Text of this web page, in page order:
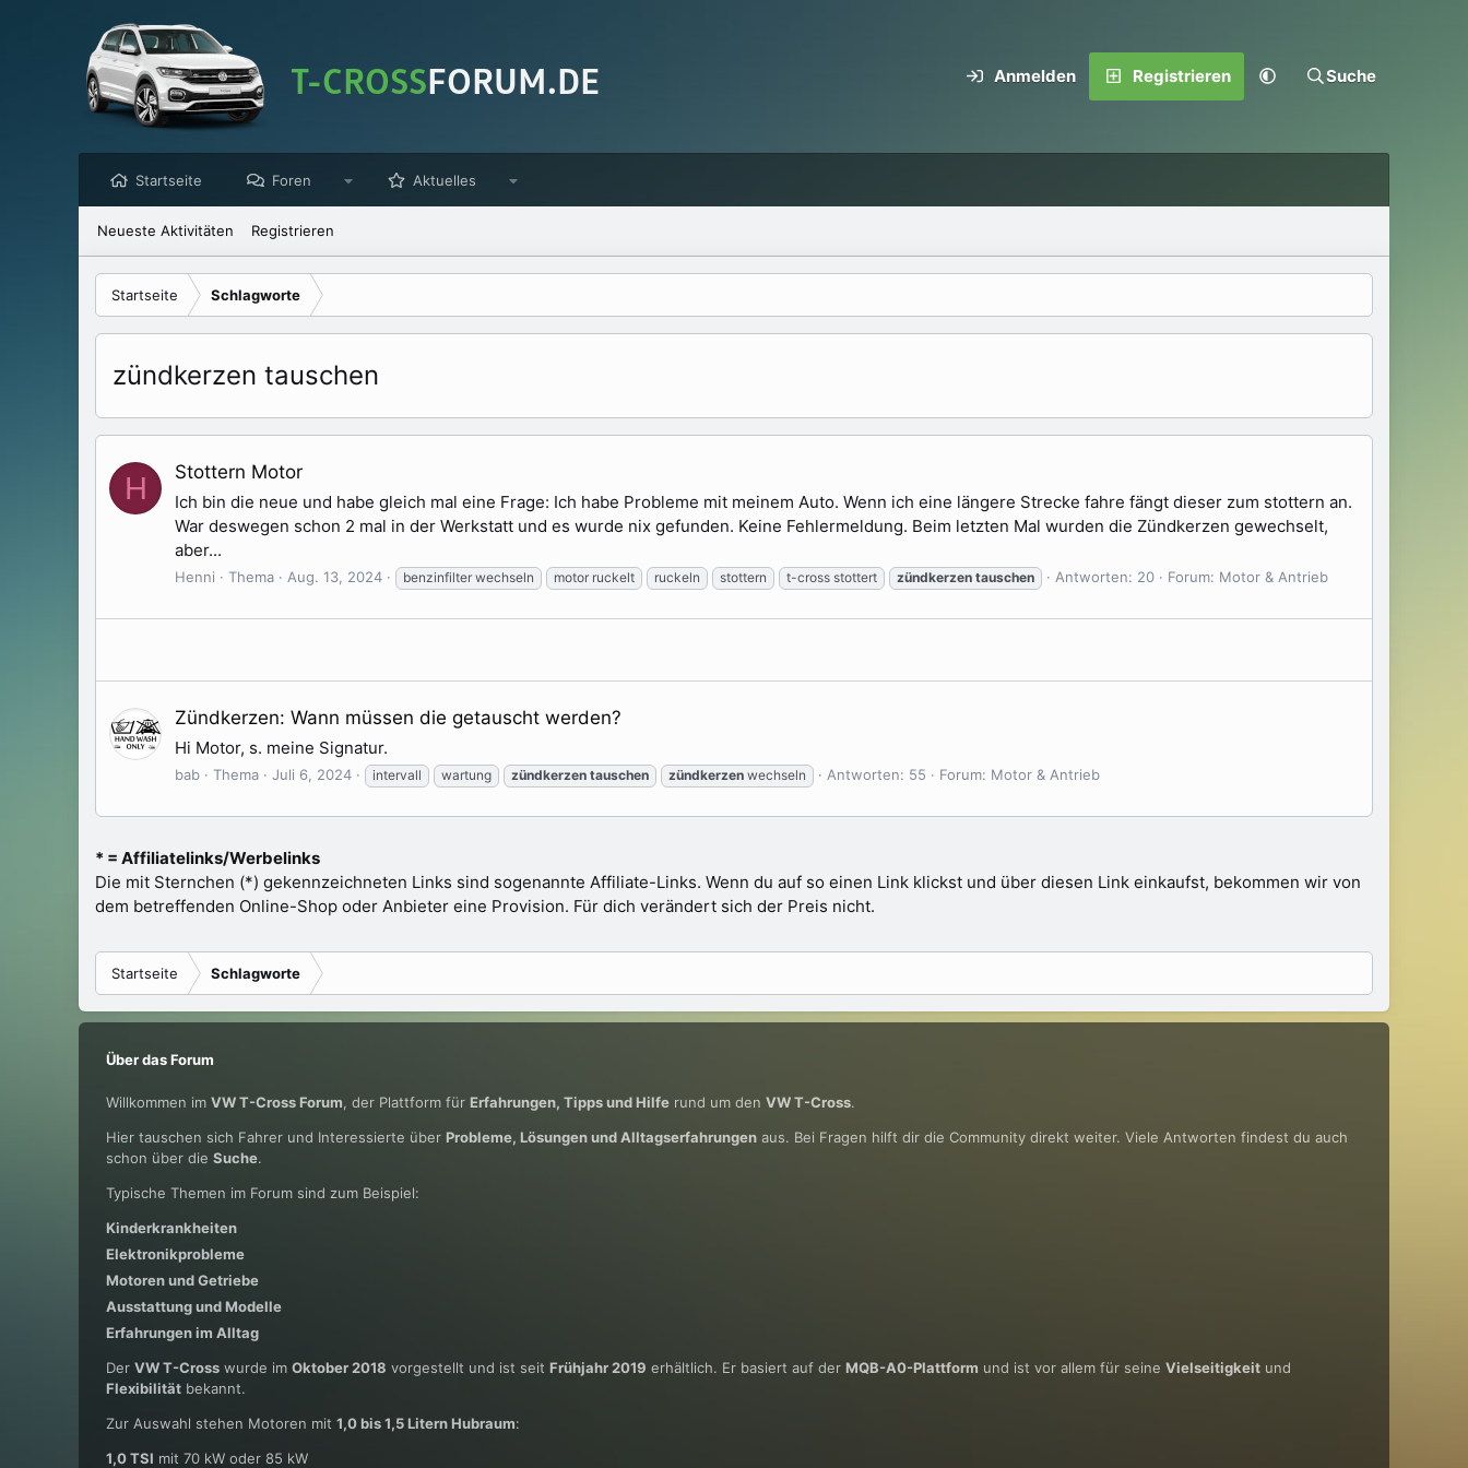
Anmelden Registrieren Suche
Startseite Foren Aktuelles
Neueste Aktivitäten Registrieren
Startseite Schlagworte
zündkerzen tauschen
H Stottern Motor
Ich bin die neue und habe gleich mal eine Frage: Ich habe Probleme mit meinem Auto. Wenn ich eine längere Strecke fahre fängt dieser zum stottern an.
War deswegen schon 2 mal in der Werkstatt und es wurde nix gefunden. Keine Fehlermeldung. Beim letzten Mal wurden die Zündkerzen gewechselt,
aber...
Henni Thema Aug. 13, 2024 benzinfilter wechseln motor ruckelt ruckeln stottern t-cross stottert zündkerzen tauschen Antworten: 20 Forum: Motor & Antrieb
Zündkerzen: Wann müssen die getauscht werden?
Hi Motor, s. meine Signatur.
bab Thema Juli 6, 2024 intervall wartung zündkerzen tauschen zündkerzen wechseln Antworten: 55 Forum: Motor & Antrieb
* = Affiliatelinks/Werbelinks
Die mit Sternchen (*) gekennzeichneten Links sind sogenannte Affiliate-Links. Wenn du auf so einen Link klickst und über diesen Link einkaufst, bekommen wir von
dem betreffenden Online-Shop oder Anbieter eine Provision. Für dich verändert sich der Preis nicht.
Startseite Schlagworte
Über das Forum
Willkommen im VW T-Cross Forum , der Plattform für Erfahrungen, Tipps und Hilfe rund um den VW T-Cross.
Hier tauschen sich Fahrer und Interessierte über Probleme, Lösungen und Alltagserfahrungen aus. Bei Fragen hilft dir die Community direkt weiter. Viele Antworten findest du auch
schon über die Suche.
Typische Themen im Forum sind zum Beispiel:
Kinderkrankheiten
Elektronikprobleme
Motoren und Getriebe
Ausstattung und Modelle
Erfahrungen im Alltag
Der VW T-Cross wurde im Oktober 2018 vorgestellt und ist seit Frühjahr 2019 erhältlich. Er basiert auf der MQB-A0-Plattform und ist vor allem für seine Vielseitigkeit und
Flexibilität bekannt.
Zur Auswahl stehen Motoren mit 1,0 bis 1,5 Litern Hubraum:
1,0 TSI mit 70 kW oder 85 kW